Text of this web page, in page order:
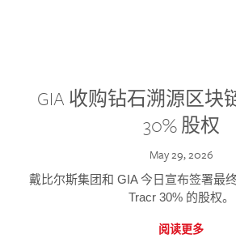
GIA 收购钻石溯源区块
30% 股权
May 29, 2026
戴比尔斯集团和 GIA 今日宣布签署最
Tracr 30% 的股权。
阅读更多